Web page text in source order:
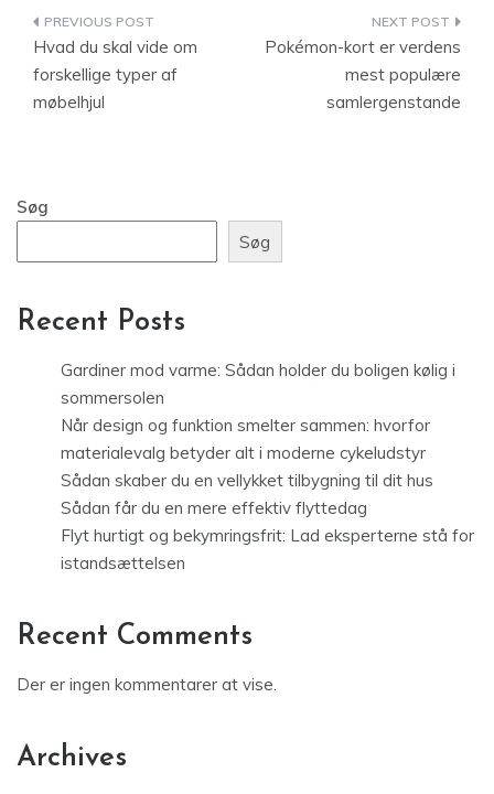
Indlægsnavigation
Hvad du skal vide om
forskellige typer af
møbelhjul
Pokémon-kort er verdens
mest populære
samlergenstande
Søg
Søg
Recent Posts
Gardiner mod varme: Sådan holder du boligen kølig i
sommersolen
Når design og funktion smelter sammen: hvorfor
materialevalg betyder alt i moderne cykeludstyr
Sådan skaber du en vellykket tilbygning til dit hus
Sådan får du en mere effektiv flyttedag
Flyt hurtigt og bekymringsfrit: Lad eksperterne stå for
istandsættelsen
Recent Comments
Der er ingen kommentarer at vise.
Archives